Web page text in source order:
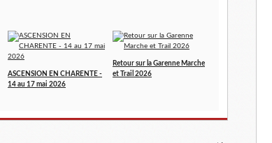
ASCENSION EN CHARENTE -
14 au 17 mai 2026
Retour sur la Garenne Marche
et Trail 2026